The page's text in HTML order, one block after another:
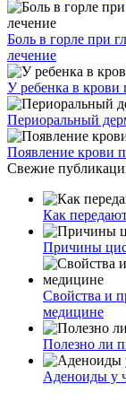
Боль в горле при
лечение
У ребенка в
Периоральный
Появление крови
Свежие
Как
Причины
Свойства и
медицине
Полезно ли
Аденоиды у